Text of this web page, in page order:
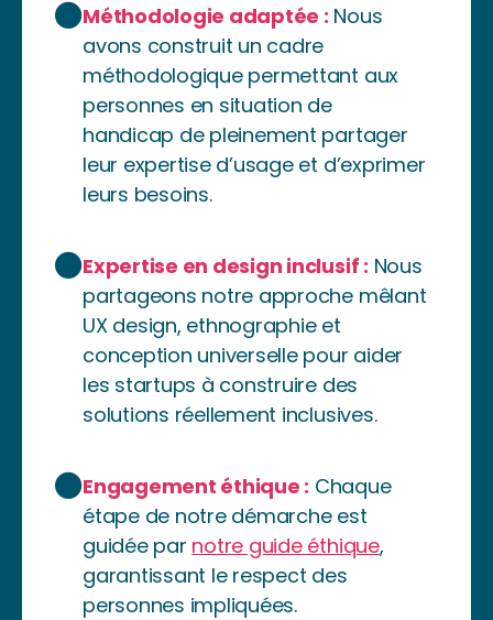
Méthodologie adaptée : Nous
avons construit un cadre
méthodologique permettant aux
personnes en situation de
handicap de pleinement partager
leur expertise d’usage et d’exprimer
leurs besoins.
Expertise en design inclusif : Nous
partageons notre approche mêlant
UX design, ethnographie et
conception universelle pour aider
les startups à construire des
solutions réellement inclusives.
Engagement éthique : Chaque
étape de notre démarche est
guidée par notre guide éthique,
garantissant le respect des
personnes impliquées.